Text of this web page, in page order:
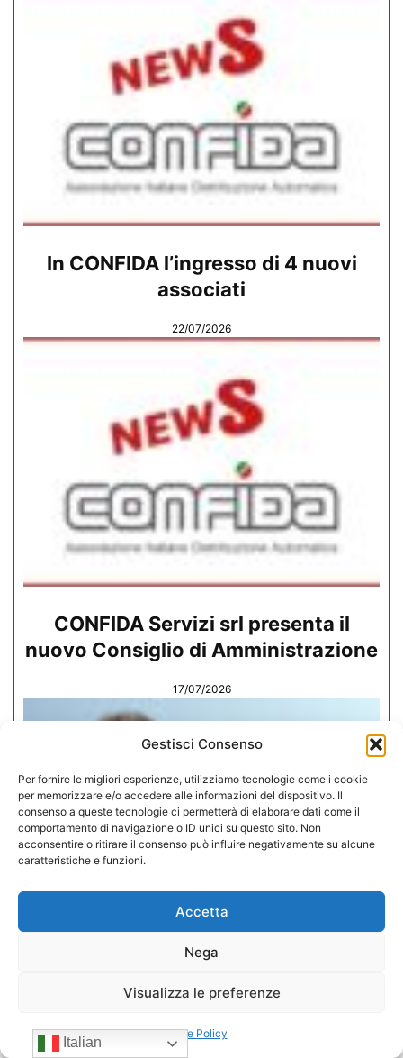
Gestisci Consenso
Per fornire le migliori esperienze, utilizziamo tecnologie come i cookie
per memorizzare e/o accedere alle informazioni del dispositivo. Il
consenso a queste tecnologie ci permetterà di elaborare dati come il
comportamento di navigazione o ID unici su questo sito. Non
acconsentire o ritirare il consenso può influire negativamente su alcune
caratteristiche e funzioni.
Accetta
Nega
Visualizza le preferenze
Cookie Policy
In CONFIDA l’ingresso di 4 nuovi
associati
22/07/2026
CONFIDA Servizi srl presenta il
nuovo Consiglio di Amministrazione
17/07/2026
Mario Toniutti confermato Vice
quadriennio 2026-2030
Italian